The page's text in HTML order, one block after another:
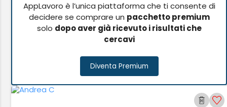
AppLavoro è l’unica piattaforma che ti consente di
decidere se comprare un pacchetto premium
solo dopo aver già ricevuto i risultati che
cercavi
Diventa Premium